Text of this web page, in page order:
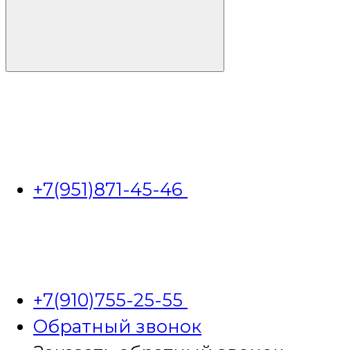
+7(951)871-45-46
+7(910)755-25-55
Обратный звонок